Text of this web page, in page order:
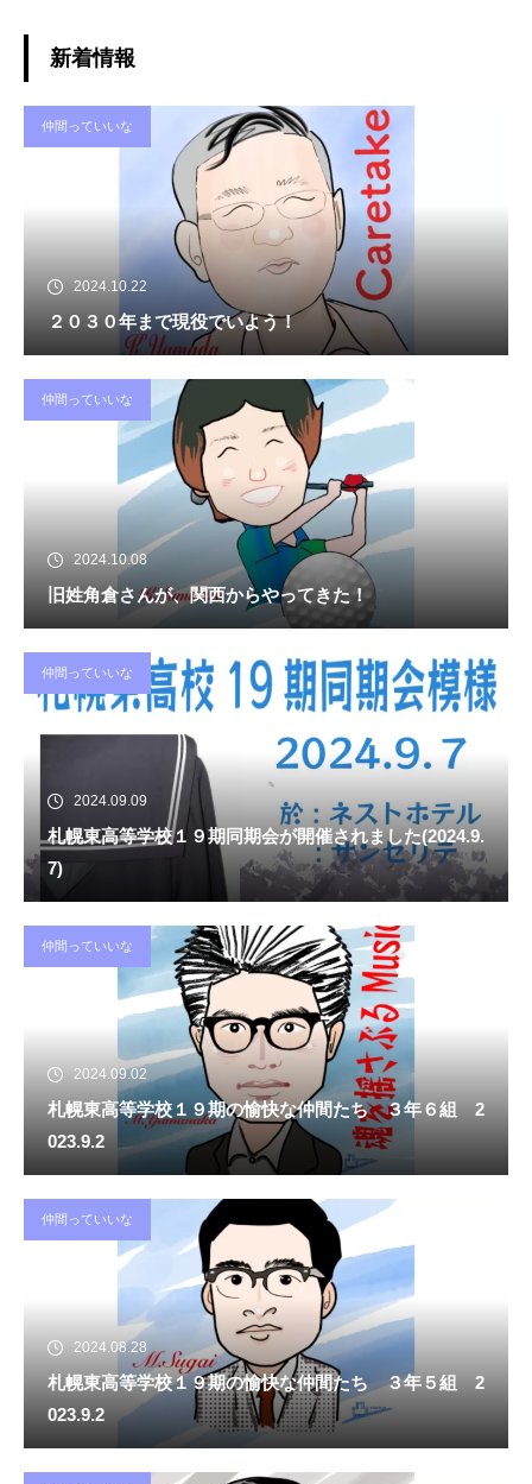
新着情報
仲間っていいな
2024.10.22
２０３０年まで現役でいよう！
仲間っていいな
2024.10.08
旧姓角倉さんが、関西からやってきた！
仲間っていいな
2024.09.09
札幌東高等学校１９期同期会が開催されました(2024.9.
7)
仲間っていいな
2024.09.02
札幌東高等学校１９期の愉快な仲間たち ３年６組 2
023.9.2
仲間っていいな
2024.08.28
札幌東高等学校１９期の愉快な仲間たち ３年５組 2
023.9.2